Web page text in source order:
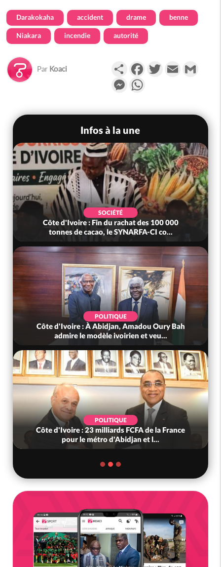
Darakokaha accident drame benne
Niakara incendie autorité
Par Koaci PartagerFacebookTwitterEmail
Messenger
Infos à la une
SOCIÉTÉ
Côte d'Ivoire : Fin du rachat des 100 000
tonnes de cacao, le SYNARFA-CI co...
POLITIQUE
Côte d'Ivoire : À Abidjan, Amadou Oury Bah
admire le modèle ivoirien et veu...
POLITIQUE
Côte d'Ivoire : 23 milliards FCFA de la France
pour le métro d'Abidjan et l...